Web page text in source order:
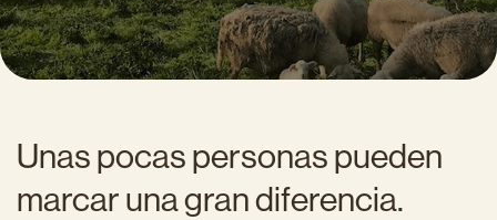
Unas pocas personas pueden
marcar una gran diferencia.